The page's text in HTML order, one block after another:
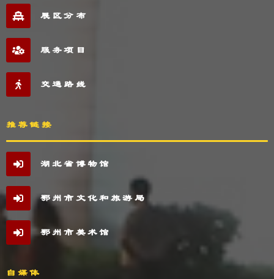
展区分布
服务项目
交通路线
推荐链接
湖北省博物馆
鄂州市文化和旅游局
鄂州市美术馆
自媒体